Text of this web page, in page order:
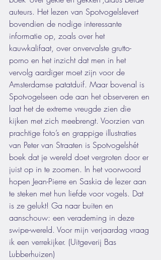
auteurs. Het lezen van Spotvogelslevert
bovendien de nodige interessante
informatie op, zoals over het
kauwkalifaat, over onvervalste grutto-
porno en het inzicht dat men in het
vervolg aardiger moet zijn voor de
Amsterdamse patatduif. Maar bovenal is
Spotvogelseen ode aan het observeren en
laat het de extreme vreugde zien die
kijken met zich meebrengt. Voorzien van
prachtige foto’s en grappige illustraties
van Peter van Straaten is Spotvogelshét
boek dat je wereld doet vergroten door er
juist op in te zoomen. In het voorwoord
hopen Jean-Pierre en Saskia de lezer aan
te steken met hun liefde voor vogels. Dat
is ze gelukt! Ga naar buiten en
aanschouw: een verademing in deze
swipe-wereld. Voor mijn verjaardag vraag
ik een verrekijker. (Uitgeverij Bas
Lubberhuizen)